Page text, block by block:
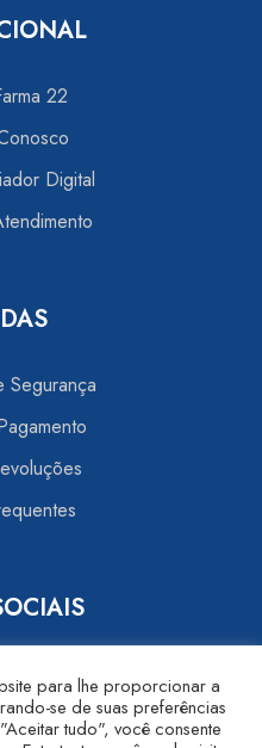
22
Digital
Segurança
para lhe proporcionar a
se de suas preferências
tudo", você consente